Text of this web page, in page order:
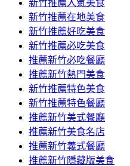
新竹推薦人氣美食
新竹推薦在地美食
新竹推薦好吃美食
新竹推薦必吃美食
推薦新竹必吃餐廳
推薦新竹熱門美食
新竹推薦特色美食
新竹推薦特色餐廳
推薦新竹美式餐廳
推薦新竹美食名店
推薦新竹義式餐廳
推薦新竹隱藏版美食